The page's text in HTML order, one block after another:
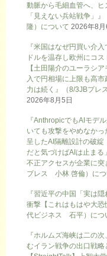
動脈から毛細血管へ、
「見えない兵站戦争」
隆）について 2026年8月
『米国はなぜ円買い介
ドルを温存し欧州にコ
【土田陽介のユーラシ
入で円相場に上限も高
力は続く』（8/3JBプ
2026年8月5日
『AnthropicでもAIモデ
いても攻撃をやめなか
呈したAI隔離設計の破
だと気づけばAIは止ま
不正アクセスが企業に
プレス 小林 啓倫）につ
『習近平の中国「実は
衝撃【これはもはや大
代ビジネス 石平）につ
『ホルムズ海峡は二の
むイラン戦争の出口戦